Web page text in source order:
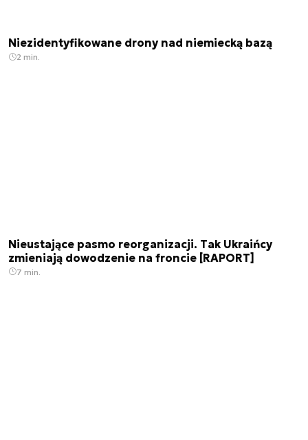
Niezidentyfikowane drony nad niemiecką bazą
2 min.
Nieustające pasmo reorganizacji. Tak Ukraińcy
zmieniają dowodzenie na froncie [RAPORT]
7 min.